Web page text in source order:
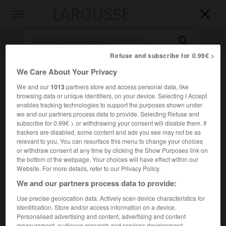


Accueil>Encyclopédie [musdico]>Theobaldo di Gatti
Theobaldo diGatti
Cet article est extrait de l'ouvrage Larousse « Dictionnaire
de la musique ».
Compositeur français, d'origine italienne (Florence v. 1650 –
Refuse and subscribe for 0.99€ >
We Care About Your Privacy
We and our1013partners store and access personal data, like
browsing data or unique identifiers, on your device. Selecting I Accept
enables tracking technologies to support the purposes shown under
we and our partners process data to provide. Selecting Refuse and
subscribe for 0.99€ > or withdrawing your consent will disable them. If
trackers are disabled, some content and ads you see may not be as
relevant to you. You can resurface this menu to change your choices
or withdraw consent at any time by clicking the Show Purposes link on
the bottom of the webpage. Your choices will have effect within our
Website. For more details, refer to our Privacy Policy.
We and our partners process data to provide:
Use precise geolocation data. Actively scan device characteristics for
identification. Store and/or access information on a device.
Personalised advertising and content, advertising and content